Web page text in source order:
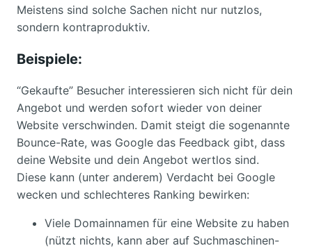
Meistens sind solche Sachen nicht nur nutzlos,
sondern kontraproduktiv.
Beispiele:
“Gekaufte” Besucher interessieren sich nicht für dein
Angebot und werden sofort wieder von deiner
Website verschwinden. Damit steigt die sogenannte
Bounce-Rate, was Google das Feedback gibt, dass
deine Website und dein Angebot wertlos sind.
Diese kann (unter anderem) Verdacht bei Google
wecken und schlechteres Ranking bewirken:
Viele Domainnamen für eine Website zu haben
(nützt nichts, kann aber auf Suchmaschinen-